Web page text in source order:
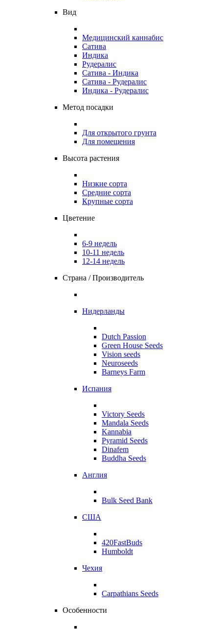
Вид
Медицинский каннабис
Сатива
Индика
Рудералис
Сатива - Индика
Сатива - Рудералис
Индика - Рудералис
Метод посадки
Для открытого грунта
Для помещения
Высота растения
Низкие сорта
Средние сорта
Крупные сорта
Цветение
6-9 недель
10-11 недель
12-14 недель
Страна / Производитель
Нидерланды
Dutch Passion
Green House Seeds
Vision seeds
Neuroseeds
Barneys Farm
Испания
Victory Seeds
Mandala Seeds
Kannabia
Pyramid Seeds
Dinafem
Buddha Seeds
Англия
Bulk Seed Bank
США
420FastBuds
Humboldt
Чехия
Carpathians Seeds
Особенности